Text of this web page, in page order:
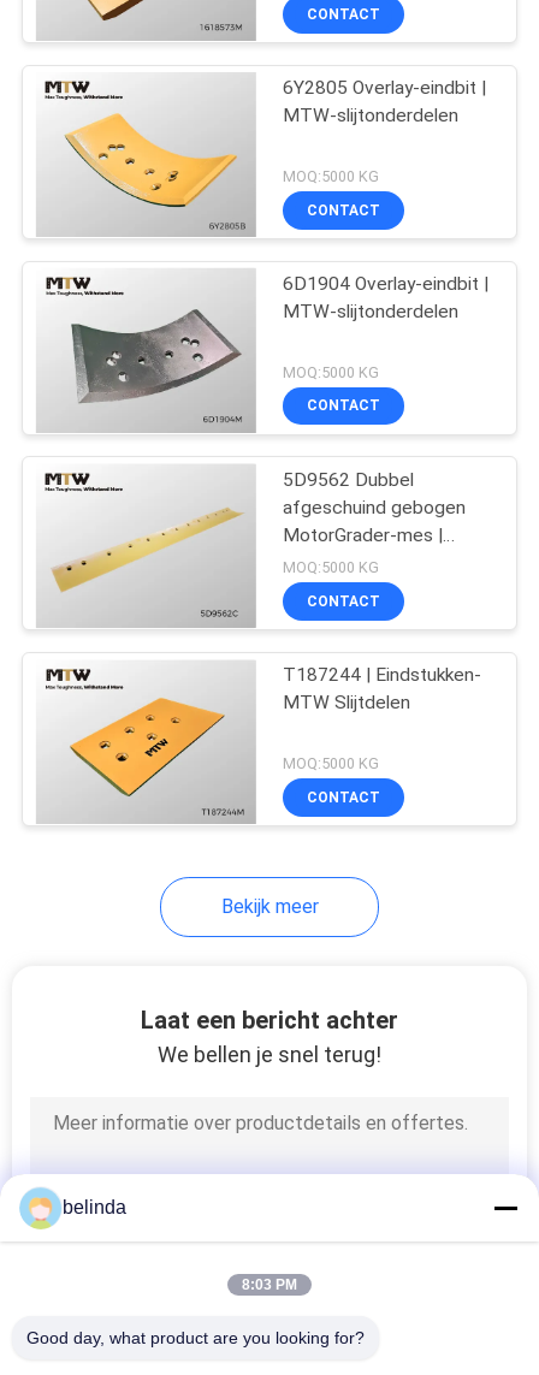
Emmer Snijkanten
3
emmerbescherming
Half pijl en segment
gegooid
Schulpzaagsteel
Volframiencarbide-
hardfacing
CONTACT
6Y2805 Overlay-eindbit |
MTW-slijtonderdelen
MOQ:5000 KG
CONTACT
6D1904 Overlay-eindbit |
MTW-slijtonderdelen
MOQ:5000 KG
CONTACT
5D9562 Dubbel
afgeschuind gebogen
MotorGrader-mes |
MTW-slijtonderdelen
MOQ:5000 KG
CONTACT
T187244 | Eindstukken-
MTW Slijtdelen
MOQ:5000 KG
CONTACT
Bekijk meer
Laat een bericht achter
We bellen je snel terug!
belinda
8:03 PM
Good day, what product are you looking for?